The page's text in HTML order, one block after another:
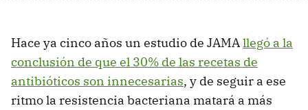
Hace ya cinco años un estudio de JAMAllegó a la
conclusión de que el 30% de las recetas de
antibióticos son innecesarias, y de seguir a ese
ritmo la resistencia bacteriana matará a más